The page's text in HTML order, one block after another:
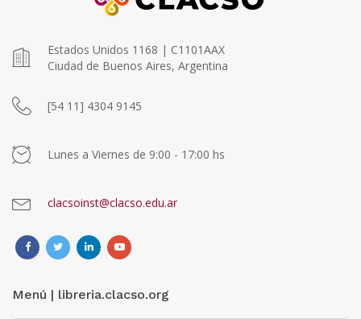
Estados Unidos 1168 | C1101AAX
Ciudad de Buenos Aires, Argentina
[54 11] 4304 9145
Lunes a Viernes de 9:00 - 17:00 hs
clacsoinst@clacso.edu.ar
Menú | libreria.clacso.org